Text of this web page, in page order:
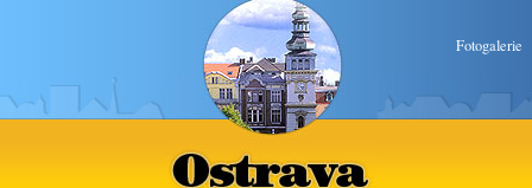
Fotogalerie
Ostrava
www.zlataostrava.cz